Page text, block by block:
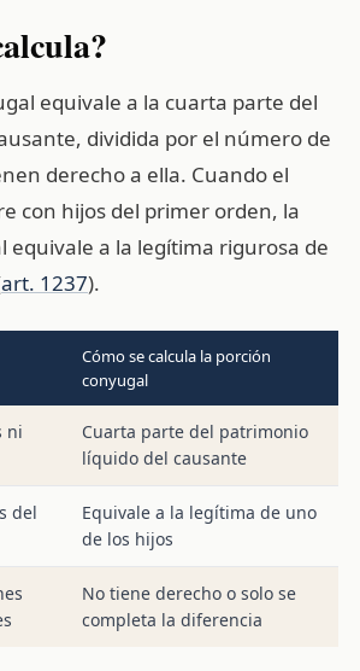
equivale a la cuarta parte del
dividida por el número de
derecho a ella. Cuando el
con hijos del primer orden, la
equivale a la legítima rigurosa de
art. 1237).
Cómo se calcula la porción
conyugal
ni
Cuarta parte del patrimonio
líquido del causante
del
Equivale a la legítima de uno
de los hijos
No tiene derecho o solo se
completa la diferencia